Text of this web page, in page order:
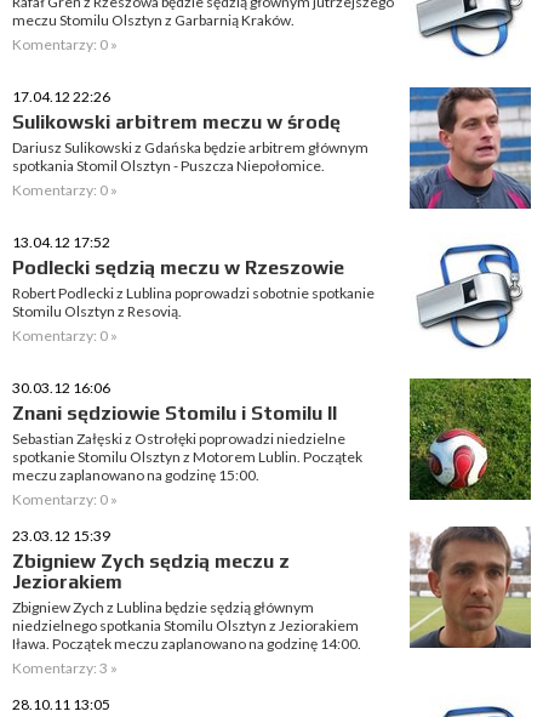
meczu Stomilu Olsztyn z Garbarnią Kraków.
Komentarzy: 0 »
17.04.12 22:26
Sulikowski arbitrem meczu w środę
Dariusz Sulikowski z Gdańska będzie arbitrem głównym
spotkania Stomil Olsztyn - Puszcza Niepołomice.
Komentarzy: 0 »
13.04.12 17:52
Podlecki sędzią meczu w Rzeszowie
Robert Podlecki z Lublina poprowadzi sobotnie spotkanie
Stomilu Olsztyn z Resovią.
Komentarzy: 0 »
30.03.12 16:06
Znani sędziowie Stomilu i Stomilu II
Sebastian Załęski z Ostrołęki poprowadzi niedzielne
spotkanie Stomilu Olsztyn z Motorem Lublin. Początek
meczu zaplanowano na godzinę 15:00.
Komentarzy: 0 »
23.03.12 15:39
Zbigniew Zych sędzią meczu z
Jeziorakiem
Zbigniew Zych z Lublina będzie sędzią głównym
niedzielnego spotkania Stomilu Olsztyn z Jeziorakiem
Iława. Początek meczu zaplanowano na godzinę 14:00.
Komentarzy: 3 »
28.10.11 13:05